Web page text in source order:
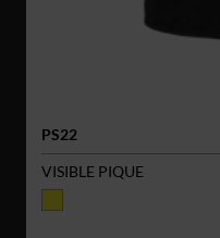
PS22
VISIBLE PIQUE